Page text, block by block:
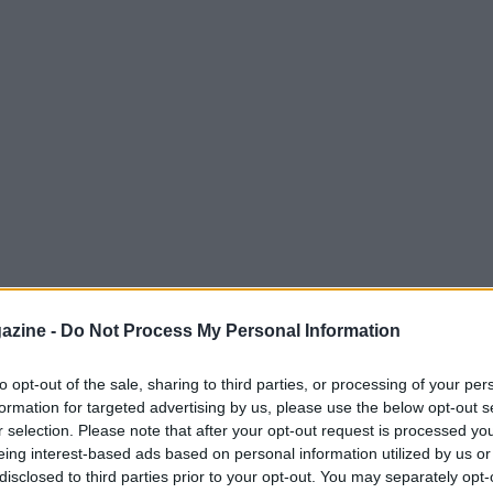
- Do Not Process My Personal Information
opt-out of the sale, sharing to third parties, or processing of your
for targeted advertising by us, please use the below opt-out
selection. Please note that after your opt-out request is processed
interest-based ads based on personal information utilized by us
to third parties prior to your opt-out. You may separately
assistendo a una rivoluzione silenziosa,
una crescita esponenziale, BYD ha
primo semestre del2026, consolidando la